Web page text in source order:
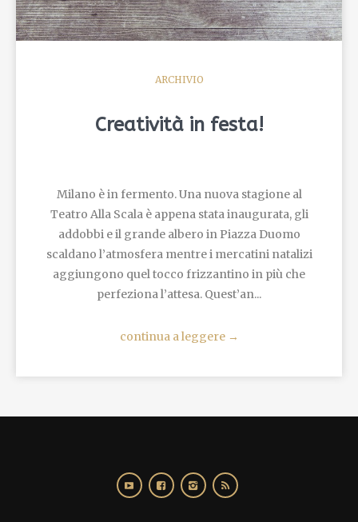
ARCHIVIO
Creatività in festa!
Milano è in fermento. Una nuova stagione al
Teatro Alla Scala è appena stata inaugurata, gli
addobbi e il grande albero in Piazza Duomo
scaldano l’atmosfera mentre i mercatini natalizi
aggiungono quel tocco frizzantino in più che
perfeziona l’attesa. Quest’an...
continua a leggere →